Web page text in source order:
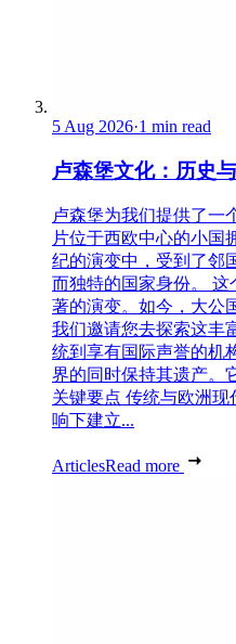
5 Aug 2026·1 min read
卢森堡文化：历史
卢森堡为我们提供了一
片位于西欧中心的小国
纪的演变中，受到了邻
而独特的国家身份。
著的演变。如今，大公
我们邀请您去探索这丰
统到享有国际声誉的机
界的同时保持其遗产。
关键要点 传统与欧洲
响下建立...
ArticlesRead more